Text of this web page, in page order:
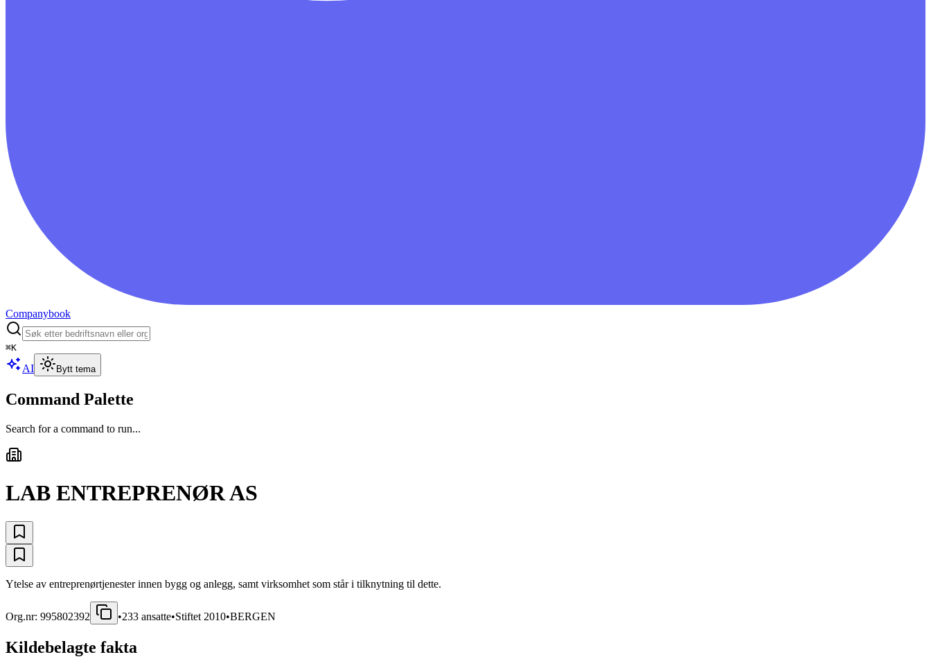
Companybook
⌘K
AI Bytt tema
Command Palette
Search for a command to run...
LAB ENTREPRENØR AS
Ytelse av entreprenørtjenester innen bygg og anlegg, samt virksomhet som står i tilknytning til dette.
Org.nr: 995802392 •233 ansatte•Stiftet 2010•BERGEN
Kildebelagte fakta